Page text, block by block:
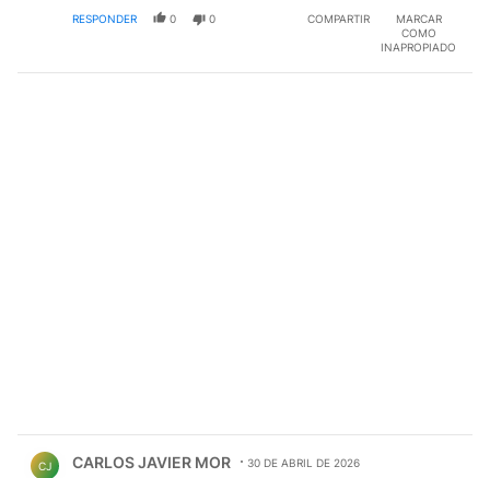
RESPONDER 0 0 COMPARTIR
MARCAR
COMO
INAPROPIADO
CJ CARLOS JAVIER MOR 30 DE ABRIL DE 2026